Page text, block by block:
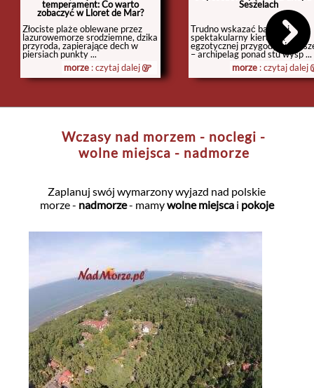
temperament: Co warto
zobaczyć w Lloret de Mar?
Złociste plaże oblewane przez
lazurowemorze srodziemne, dzika
przyroda, zapierające dech w
piersiach punkty ...
morze : czytaj dalej
Seszelach
Trudno wskazać bardziej
spektakularny kierunek
egzotycznej przygody niż
– archipelag ponad stu wysp ...
morze : czytaj dalej
Wczasy nad morzem - noclegi -
wolne miejsca - nadmorze
Zaplanuj swój wymarzony wyjazd nad polskie
morze - nadmorze- mamywolne miejscai pokoje